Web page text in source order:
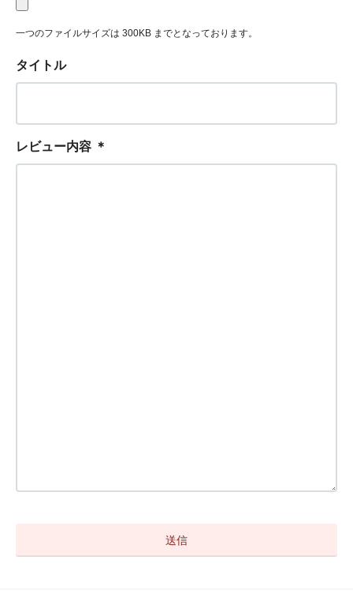
一つのファイルサイズは 300KB までとなっております。
タイトル
レビュー内容 ＊